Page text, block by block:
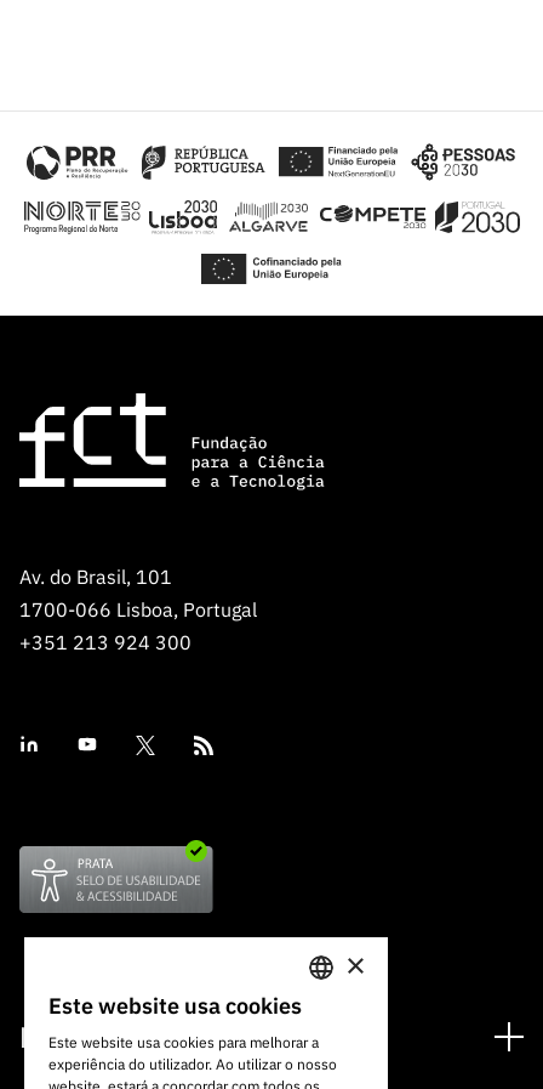
Av. do Brasil, 101
1700-066 Lisboa, Portugal
+351 213 924 300
Financiamento
PORTUGUESE
ENGLISH
×
Este website usa cookies
Este website usa cookies para melhorar a
experiência do utilizador. Ao utilizar o nosso